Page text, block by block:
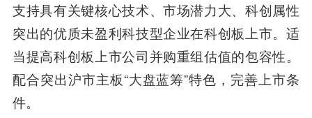
支持具有关键核心技术、市场潜力大、科创属性
突出的优质未盈利科技型企业在科创板上市。适
当提高科创板上市公司并购重组估值的包容性。
配合突出沪市主板“大盘蓝筹”特色，完善上市条
件。